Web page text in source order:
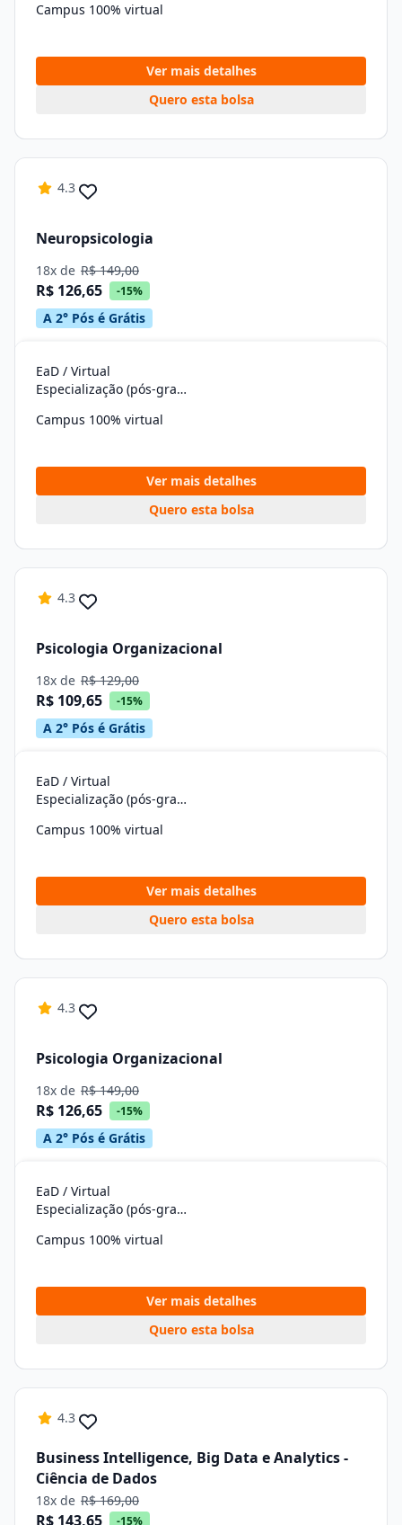
Campus 100% virtual
Ver mais detalhes
Quero esta bolsa
4.3
Neuropsicologia
18x de R$ 149,00
R$ 126,65 -15%
A 2° Pós é Grátis
EaD / Virtual
Especialização (pós-graduação)
Campus 100% virtual
Ver mais detalhes
Quero esta bolsa
4.3
Psicologia Organizacional
18x de R$ 129,00
R$ 109,65 -15%
A 2° Pós é Grátis
EaD / Virtual
Especialização (pós-graduação)
Campus 100% virtual
Ver mais detalhes
Quero esta bolsa
4.3
Psicologia Organizacional
18x de R$ 149,00
R$ 126,65 -15%
A 2° Pós é Grátis
EaD / Virtual
Especialização (pós-graduação)
Campus 100% virtual
Ver mais detalhes
Quero esta bolsa
4.3
Business Intelligence, Big Data e Analytics -
Ciência de Dados
18x de R$ 169,00
R$ 143,65 -15%